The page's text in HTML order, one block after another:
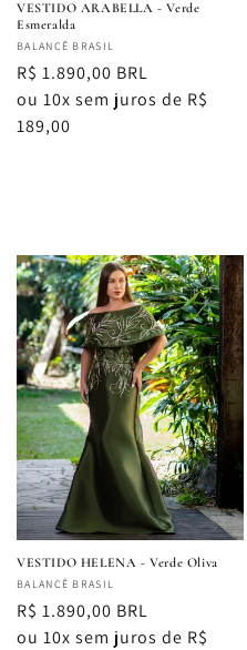
VESTIDO ARABELLA - Verde
Esmeralda
Fornecedor:
BALANCÊ BRASIL
Preço
normal
R$ 1.890,00 BRL
ou 10x sem juros de R$
189,00
VESTIDO HELENA - Verde Oliva
Fornecedor:
BALANCÊ BRASIL
Preço
normal
R$ 1.890,00 BRL
ou 10x sem juros de R$